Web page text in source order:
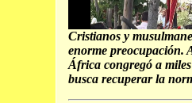
Cristianos y
enorme preocupación.
África congregó a
busca recuperar la